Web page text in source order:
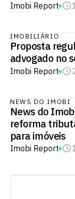
Imobi Report
IMOBILIÁRIO
Proposta
advogado no
Imobi Report
NEWS DO IMOBI
News do
reforma
para imóveis
Imobi Report